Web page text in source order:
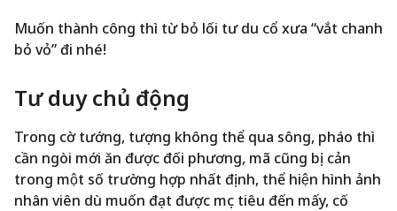
Muốn thành công thì từ bỏ lối tư du cổ xưa “vắt chanh
bỏ vỏ” đi nhé!
Tư duy chủ động
Trong cờ tướng, tượng không thể qua sông, pháo thì
cần ngòi mới ăn được đối phương, mã cũng bị cản
trong một số trường hợp nhất định, thể hiện hình ảnh
nhân viên dù muốn đạt được mục tiêu đến mấy, cố